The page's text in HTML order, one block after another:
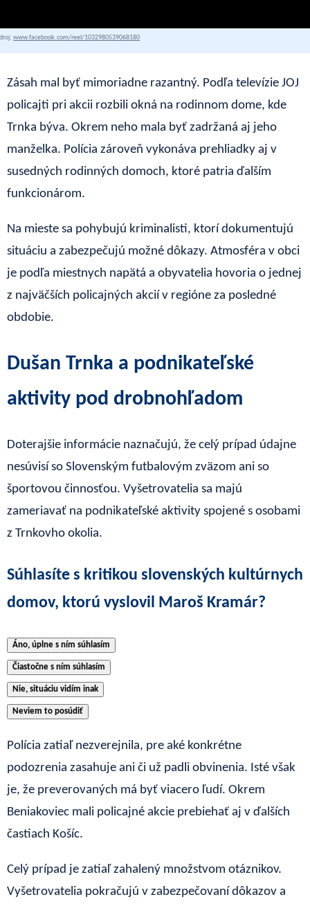
www.facebook.com/reel/1032980539068180
Zásah mal byť mimoriadne razantný. Podľa televízie JOJ
policajti pri akcii rozbili okná na rodinnom dome, kde
Trnka býva. Okrem neho mala byť zadržaná aj jeho
manželka. Polícia zároveň vykonáva prehliadky aj v
susedných rodinných domoch, ktoré patria ďalším
funkcionárom.
Na mieste sa pohybujú kriminalisti, ktorí dokumentujú
situáciu a zabezpečujú možné dôkazy. Atmosféra v obci
je podľa miestnych napätá a obyvatelia hovoria o jednej
z najväčších policajných akcií v regióne za posledné
obdobie.
Dušan Trnka a podnikateľské
aktivity pod drobnohľadom
Doterajšie informácie naznačujú, že celý prípad údajne
nesúvisí so Slovenským futbalovým zväzom ani so
športovou činnosťou. Vyšetrovatelia sa majú
zameriavať na podnikateľské aktivity spojené s osobami
z Trnkovho okolia.
Súhlasíte s kritikou slovenských kultúrnych
domov, ktorú vyslovil Maroš Kramár?
Áno, úplne s ním súhlasím
Čiastočne s ním súhlasím
Nie, situáciu vidím inak
Neviem to posúdiť
Polícia zatiaľ nezverejnila, pre aké konkrétne
podozrenia zasahuje ani či už padli obvinenia. Isté však
je, že preverovaných má byť viacero ľudí. Okrem
Beniakoviec mali policajné akcie prebiehať aj v ďalších
častiach Košíc.
Celý prípad je zatiaľ zahalený množstvom otáznikov.
Vyšetrovatelia pokračujú v zabezpečovaní dôkazov a